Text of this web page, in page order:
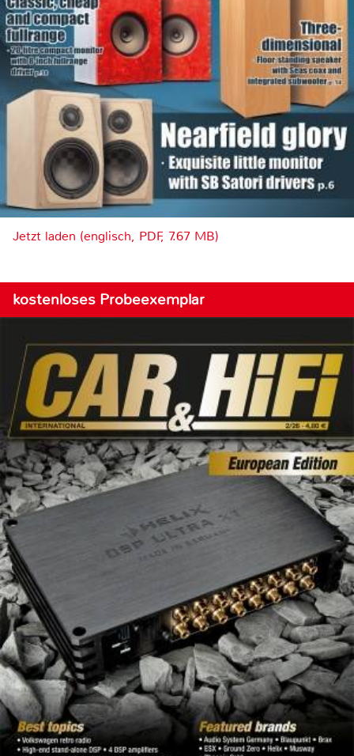
Jetzt laden (englisch, PDF, 7.67 MB)
kostenloses Probeexemplar